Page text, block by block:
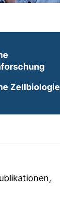
Zellbiologie